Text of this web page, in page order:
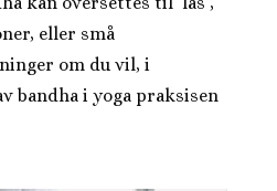
eller små
om du vil, i
bandha i yoga praksisen